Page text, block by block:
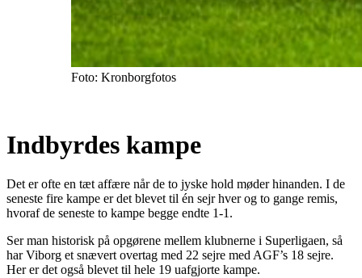
Foto: Kronborgfotos
Indbyrdes kampe
Det er ofte en tæt affære når de to jyske hold møder hinanden. I de
seneste fire kampe er det blevet til én sejr hver og to gange remis,
hvoraf de seneste to kampe begge endte 1-1.
Ser man historisk på opgørene mellem klubnerne i Superligaen, så
har Viborg et snævert overtag med 22 sejre med AGF’s 18 sejre.
Her er det også blevet til hele 19 uafgjorte kampe.